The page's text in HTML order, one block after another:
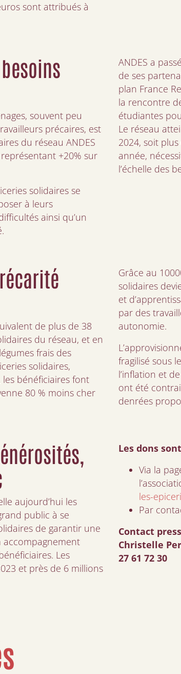
sont attribués à
souvent peu
précaires, est
du réseau ANDES
+20% sur
solidaires se
à leurs
ainsi qu’un
ANDES a
de ses
plan France
la rencontre
étudiantes
Le réseau
2024, soit
année,
l’échelle des
de plus de 38
du réseau, et en
frais des
solidaires,
bénéficiaires font
80 % moins cher
Grâce au
solidaires
et
par des
autonomie.
fragilisé sous
l’inflation et
ont été
denrées
aujourd’hui les
public à se
de garantir une
accompagnement
Les
et près de 6 millions
Les dons
Via la
les-
Par
Contact
Christelle
27 61 72 30